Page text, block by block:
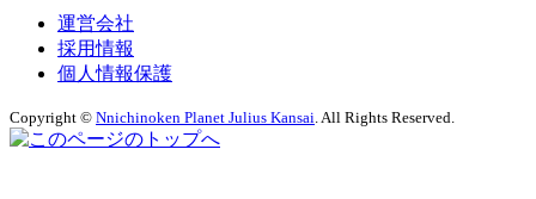
運営会社
採用情報
個人情報保護
Copyright © Nnichinoken Planet Julius Kansai . All Rights Reserved.